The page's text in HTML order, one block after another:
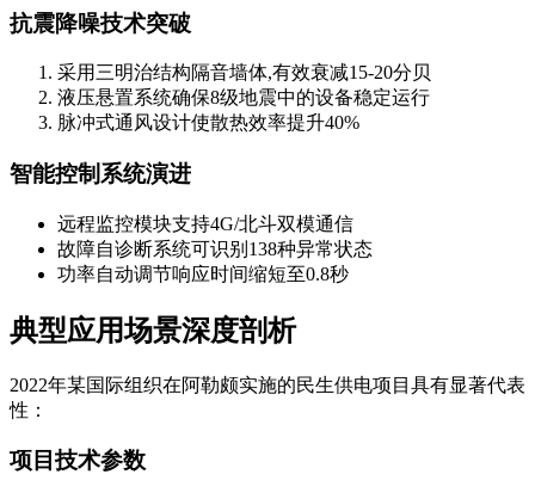
抗震降噪技术突破
采用三明治结构隔音墙体,有效衰减15-20分贝
液压悬置系统确保8级地震中的设备稳定运行
脉冲式通风设计使散热效率提升40%
智能控制系统演进
远程监控模块支持4G/北斗双模通信
故障自诊断系统可识别138种异常状态
功率自动调节响应时间缩短至0.8秒
典型应用场景深度剖析
2022年某国际组织在阿勒颇实施的民生供电项目具有显著代表
性：
项目技术参数